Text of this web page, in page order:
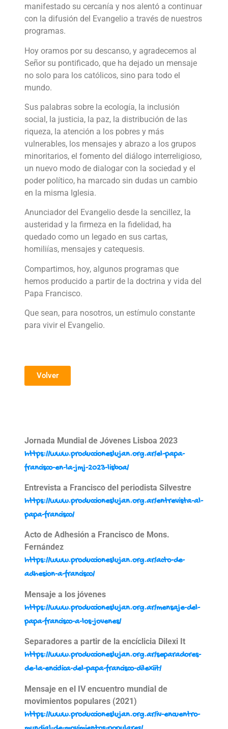
manifestado su cercanía y nos alentó a continuar
con la difusión del Evangelio a través de nuestros
programas.
Hoy oramos por su descanso, y agradecemos al
Señor su pontificado, que ha dejado un mensaje
no solo para los católicos, sino para todo el
mundo.
Sus palabras sobre la ecología, la inclusión
social, la justicia, la paz, la distribución de las
riqueza, la atención a los pobres y más
vulnerables, los mensajes y abrazo a los grupos
minoritarios, el fomento del diálogo interreligioso,
un nuevo modo de dialogar con la sociedad y el
poder político, ha marcado sin dudas un cambio
en la misma Iglesia.
Anunciador del Evangelio desde la sencillez, la
austeridad y la firmeza en la fidelidad, ha
quedado como un legado en sus cartas,
homiliías, mensajes y catequesis.
Compartimos, hoy, algunos programas que
hemos producido a partir de la doctrina y vida del
Papa Francisco.
Que sean, para nosotros, un estímulo constante
para vivir el Evangelio.
Volver
Jornada Mundial de Jóvenes Lisboa 2023
https://www.produccioneslujan.org.ar/el-papa-
francisco-en-la-jmj-2023-lisboa/
Entrevista a Francisco del periodista Silvestre
https://www.produccioneslujan.org.ar/entrevista-al-
papa-francisco/
Acto de Adhesión a Francisco de Mons.
Fernández
https://www.produccioneslujan.org.ar/acto-de-
adhesion-a-francisco/
Mensaje a los jóvenes
https://www.produccioneslujan.org.ar/mensaje-del-
papa-francisco-a-los-jovenes/
Separadores a partir de la encíclicia Dilexi It
https://www.produccioneslujan.org.ar/separadores-
de-la-enciclica-del-papa-francisco-dilexiit/
Mensaje en el IV encuentro mundial de
movimientos populares (2021)
https://www.produccioneslujan.org.ar/iv-encuentro-